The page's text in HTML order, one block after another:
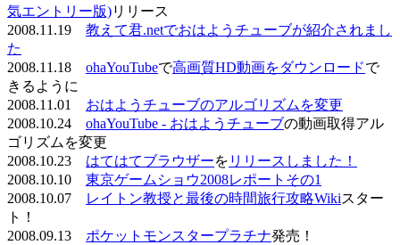
気エントリー版)リリース
2008.11.19 教えて君.netでおはようチューブが紹介されまし
た
2008.11.18 ohaYouTubeで高画質HD動画をダウンロードで
きるように
2008.11.01 おはようチューブのアルゴリズムを変更
2008.10.24 ohaYouTube - おはようチューブの動画取得アル
ゴリズムを変更
2008.10.23 はてはてブラウザーを リリースしました！
2008.10.10 東京ゲームショウ2008レポートその1
2008.10.07
レイトン教授と最後の時間旅行攻略Wikiスター
ト！
2008.09.13 ポケットモンスタープラチナ発売！